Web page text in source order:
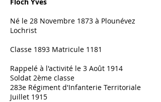
Né le 28 Novembre 1873 à Plounévez
Lochrist
Classe 1893 Matricule 1181
Rappelé à l'activité le 3 Août 1914
Soldat 2ème classe
283e Régiment d'Infanterie Territoriale
Juillet 1915